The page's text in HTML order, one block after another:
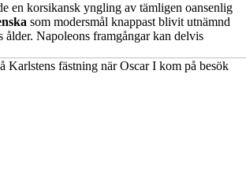
en korsikansk yngling av tämligen oansenlig
som modersmål knappast blivit utnämnd
ålder. Napoleons framgångar kan delvis